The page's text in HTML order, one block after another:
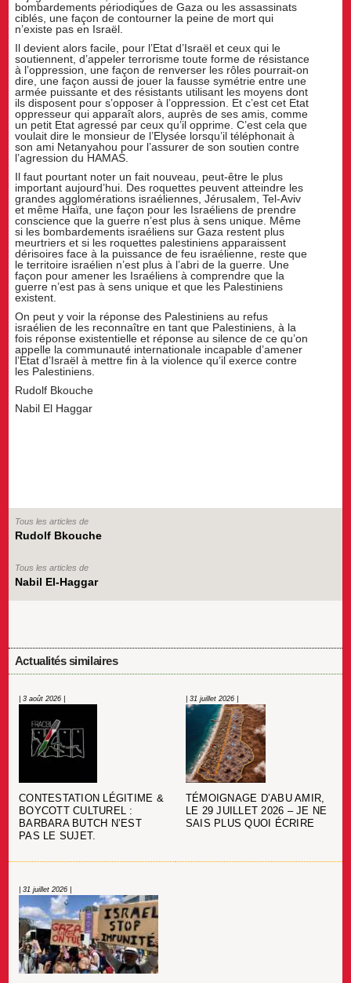
bombardements périodiques de Gaza ou les assassinats
ciblés, une façon de contourner la peine de mort qui
n’existe pas en Israël.
Il devient alors facile, pour l’Etat d’Israël et ceux qui le
soutiennent, d’appeler terrorisme toute forme de résistance
à l’oppression, une façon de renverser les rôles pourrait-on
dire, une façon aussi de jouer la fausse symétrie entre une
armée puissante et des résistants utilisant les moyens dont
ils disposent pour s’opposer à l’oppression. Et c’est cet Etat
oppresseur qui apparaît alors, auprès de ses amis, comme
un petit Etat agressé par ceux qu’il opprime. C’est cela que
voulait dire le monsieur de l’Elysée lorsqu’il téléphonait à
son ami Netanyahou pour l’assurer de son soutien contre
l’agression du HAMAS.
Il faut pourtant noter un fait nouveau, peut-être le plus
important aujourd’hui. Des roquettes peuvent atteindre les
grandes agglomérations israéliennes, Jérusalem, Tel-Aviv
et même Haïfa, une façon pour les Israéliens de prendre
conscience que la guerre n’est plus à sens unique. Même
si les bombardements israéliens sur Gaza restent plus
meurtriers et si les roquettes palestiniens apparaissent
dérisoires face à la puissance de feu israélienne, reste que
le territoire israélien n’est plus à l’abri de la guerre. Une
façon pour amener les Israéliens à comprendre que la
guerre n’est pas à sens unique et que les Palestiniens
existent.
On peut y voir la réponse des Palestiniens au refus
israélien de les reconnaître en tant que Palestiniens, à la
fois réponse existentielle et réponse au silence de ce qu’on
appelle la communauté internationale incapable d’amener
l’Etat d’Israël à mettre fin à la violence qu’il exerce contre
les Palestiniens.
Rudolf Bkouche
Nabil El Haggar
Tous les articles de
Rudolf Bkouche
Tous les articles de
Nabil El-Haggar
Actualités similaires
| 3 août 2026 |
CONTESTATION LÉGITIME &
BOYCOTT CULTUREL :
BARBARA BUTCH N’EST
PAS LE SUJET.
| 31 juillet 2026 |
TÉMOIGNAGE D’ABU AMIR,
LE 29 JUILLET 2026 – JE NE
SAIS PLUS QUOI ÉCRIRE
| 31 juillet 2026 |